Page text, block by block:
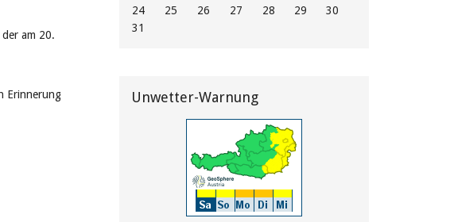
am 20.
Erinnerung
24
25 26 27 28 29
30
31
Unwetter-Warnung